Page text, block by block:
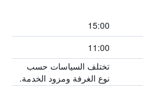
15:00
11:00
تختلف السياسات حسب
نوع الغرفة ومزود الخدمة.